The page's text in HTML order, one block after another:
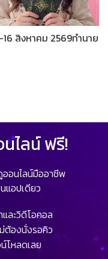
สิงหาคม 2569ทำนาย
ไลน์ ฟรี!
อนไลน์มืออาชีพ
อปเดียว
ละวิดีโอคอล
ต้องนั่งรอคิว
โหลดเลย